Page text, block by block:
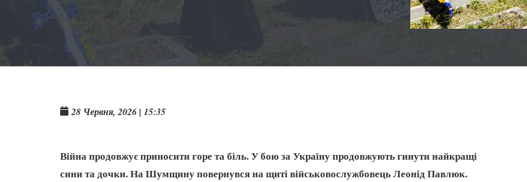
28 Червня, 2026 | 15:35
Війна продовжує приносити горе та біль. У бою за Україну продовжують гинути найкращі
сини та дочки. На Шумщину повернувся на щиті військовослужбовець Леонід Павлюк.